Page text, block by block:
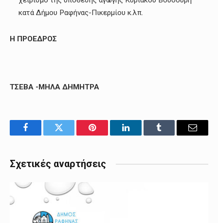
κατά Δήμου Ραφήνας-Πικερμίου κ.λπ.
Η ΠΡΟΕΔΡΟΣ
ΤΣΕΒΑ -ΜΗΛΑ ΔΗΜΗΤΡΑ
FacebookTwitter Pinterest LinkedInTumblr Email
Σχετικές αναρτήσεις